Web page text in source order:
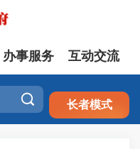
注册 登录
办事服务 互动交流
 长者模式